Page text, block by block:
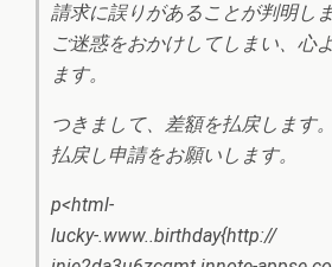
請求に誤りがあることが判明し
ご迷惑をおかけしてしまい、心
ます。
つきまして、差額を払戻します
払戻し申請をお願いします。
p<html-
lucky-.www..birthday{http://